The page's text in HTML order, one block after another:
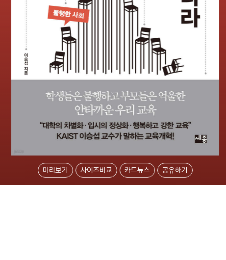
미리보기 사이즈비교 카드뉴스 공유하기